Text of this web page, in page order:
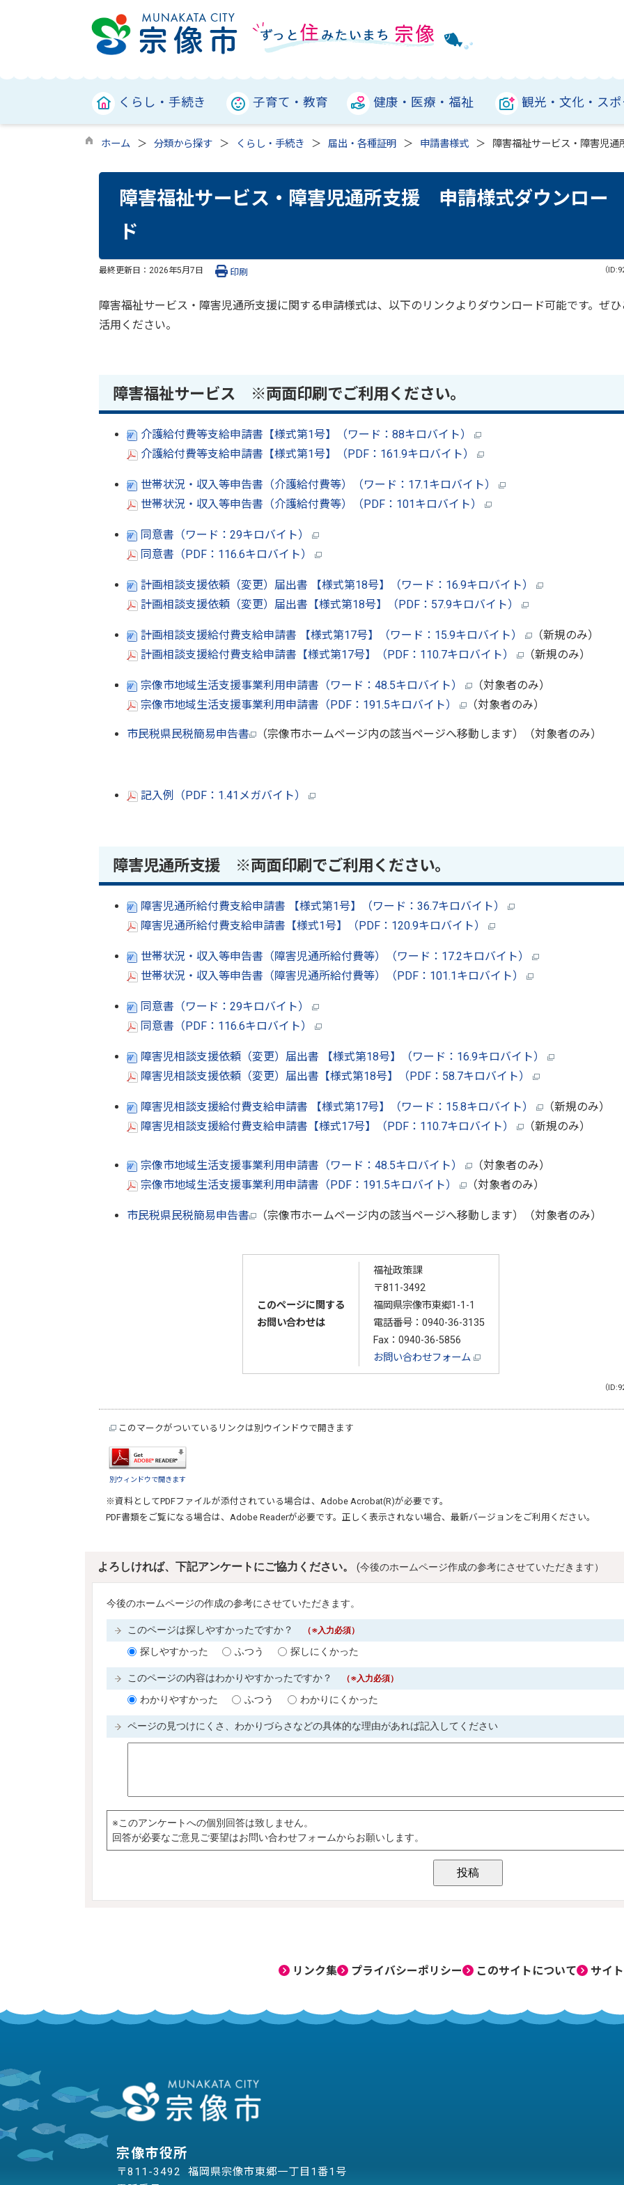
くらし・手続き 子育て・教育 健康・医療・福祉 観光・文化・ス
ホーム 分類から探す くらし・手続き 届出・各種証明 申請書様式 障害福祉サービス・障害児
障害福祉サービス・障害児通所支援 申請様式ダウンロー
ド
最終更新日： 2026年5月7日 （
印刷
障害福祉サービス・障害児通所支援に関する申請様式は、以下のリンクよりダウンロード可能です。ぜひ
活用ください。
障害福祉サービス ※両面印刷でご利用ください。
介護給付費等支給申請書【様式第1号】（ワード：88キロバイト）
介護給付費等支給申請書【様式第1号】（PDF：161.9キロバイト）
世帯状況・収入等申告書（介護給付費等）（ワード：17.1キロバイト）
世帯状況・収入等申告書（介護給付費等）（PDF：101キロバイト）
同意書（ワード：29キロバイト）
同意書（PDF：116.6キロバイト）
計画相談支援依頼（変更）届出書 【様式第18号】（ワード：16.9キロバイト）
計画相談支援依頼（変更）届出書【様式第18号】（PDF：57.9キロバイト）
計画相談支援給付費支給申請書 【様式第17号】（ワード：15.9キロバイト）
（新規のみ）
計画相談支援給付費支給申請書【様式第17号】（PDF：110.7キロバイト）
（新規のみ）
宗像市地域生活支援事業利用申請書（ワード：48.5キロバイト）
（対象者のみ）
宗像市地域生活支援事業利用申請書（PDF：191.5キロバイト）
（対象者のみ）
市民税県民税簡易申告書 （宗像市ホームページ内の該当ページへ移動します）（対象者のみ）
記入例（PDF：1.41メガバイト）
障害児通所支援 ※両面印刷でご利用ください。
障害児通所給付費支給申請書 【様式第1号】（ワード：36.7キロバイト）
障害児通所給付費支給申請書【様式1号】（PDF：120.9キロバイト）
世帯状況・収入等申告書（障害児通所給付費等）（ワード：17.2キロバイト）
世帯状況・収入等申告書（障害児通所給付費等）（PDF：101.1キロバイト）
同意書（ワード：29キロバイト）
同意書（PDF：116.6キロバイト）
障害児相談支援依頼（変更）届出書 【様式第18号】（ワード：16.9キロバイト）
障害児相談支援依頼（変更）届出書【様式第18号】（PDF：58.7キロバイト）
障害児相談支援給付費支給申請書 【様式第17号】（ワード：15.8キロバイト）
（新規のみ）
障害児相談支援給付費支給申請書【様式17号】（PDF：110.7キロバイト）
（新規のみ）
宗像市地域生活支援事業利用申請書（ワード：48.5キロバイト）
（対象者のみ）
宗像市地域生活支援事業利用申請書（PDF：191.5キロバイト）
（対象者のみ）
市民税県民税簡易申告書 （宗像市ホームページ内の該当ページへ移動します）（対象者のみ）
このページに関する
お問い合わせは
福祉政策課
〒811-3492
福岡県宗像市東郷1-1-1
電話番号： 0940-36-3135
Fax：0940-36-5856
お問い合わせフォーム
（
このマークがついているリンクは別ウインドウで開きます
別ウィンドウで開きます
※資料としてPDFファイルが添付されている場合は、 Adobe Acrobat(R)が必要です。
PDF書類をご覧になる場合は、 Adobe Readerが必要です。正しく表示されない場合、最新バージョンをご利用ください。
リンク集 プライバシーポリシー このサイトについて サイ
宗像市役所
〒811-3492 福岡県宗像市東郷一丁目1番1号